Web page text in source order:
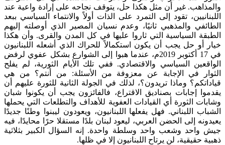
والمذاهب. غير أن مثل هكذا حل، يتوقف نجاحه على إرادة واعية عند
اللبنانيين، تقود إلى التمرد على الذات أولاً والانتماء السياسي ببعد
الطائفي والمذهبي ثانيًا، وعدم نسيان المصير الذي أوصلته إليهم
الطبقة السياسية التي ثاروا عليها في كل المدن والقرى. وأن هكذا
خيار أو حل يجب أن يكون استكمالاً للحراك الذي أشعله اللبنانيون
في 17 أكتوبر 2019م، عندما هبوا إلى الشوارع بشكل عفوي لرفض
الواقعين السياسي والاقتصادي. ففي تلك الأيام الثورية، لم يفلح
الثوار في الإجابة عن معزوفة من الأسئلة: من أنتم؟ من هي
قياداتكم؟ وماذا تريدون؟، لذلك في الجولة الثانية للثورة عليهم أن
يقدموا إجابات بصناديق الاقتراع، فالفائزون يجب أن يكونوا شبان
وشابات الثورة أي القيادات العفوية للأهداف والتطلعات التي يحملها
الشباب اللبناني. فهل يفعلها اللبنانيون، ويعودون ليبنوا وطنًا جديدًا
يعيدونه إلى الحضن العربي، ليعود لبنان بلدًا مستقلا حرًا محايدًا، فيه
جيش واحد وشعب واحد وسلطة واحدة. إنه السؤال الكبير بثلاثية
ذهبية حقيقية، لن يرتاح اللبنانيون إلا في ظلها.